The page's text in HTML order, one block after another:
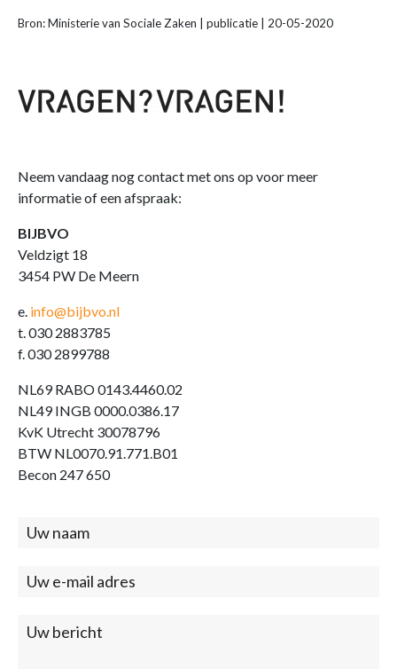
Bron: Ministerie van Sociale Zaken | publicatie | 20-05-2020
Neem vandaag nog contact met ons op voor meer
informatie of een afspraak:
BIJBVO
Veldzigt 18
3454 PW De Meern
e. info@bijbvo.nl
t. 030 2883785
f. 030 2899788
NL69 RABO 0143.4460.02
NL49 INGB 0000.0386.17
KvK Utrecht 30078796
BTW NL0070.91.771.B01
Becon 247 650
Contact